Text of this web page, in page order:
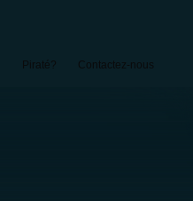
Piraté? Contactez-nous